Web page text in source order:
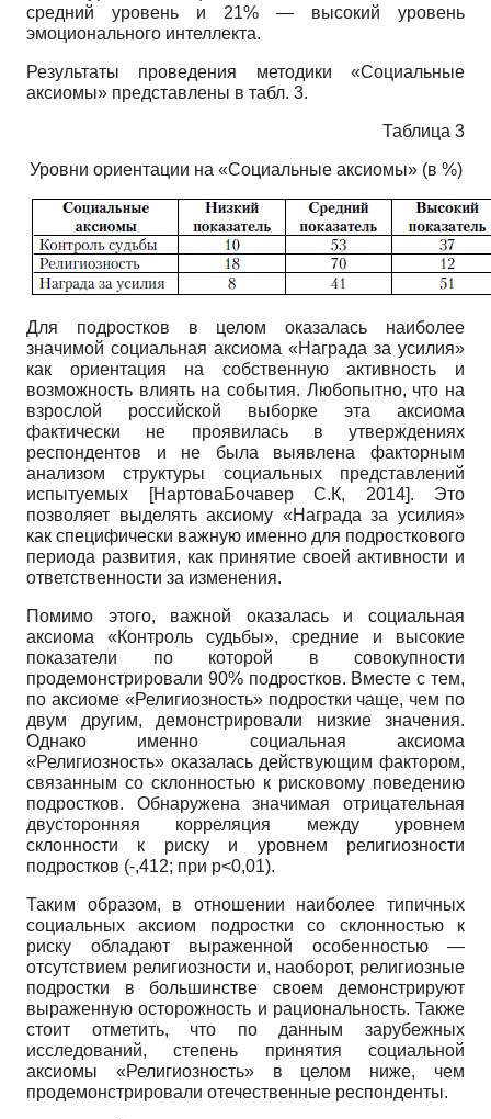
средний уровень и 21% — высокий уровень
эмоционального интеллекта.
Результаты проведения методики «Социальные
аксиомы» представлены в табл. 3.
Таблица 3
Уровни ориентации на «Социальные аксиомы» (в %)
Для подростков в целом оказалась наиболее
значимой социальная аксиома «Награда за усилия»
как ориентация на собственную активность и
возможность влиять на события. Любопытно, что на
взрослой российской выборке эта аксиома
фактически не проявилась в утверждениях
респондентов и не была выявлена факторным
анализом структуры социальных представлений
испытуемых
[Нартова­Бочавер С.К, 2014]. Это
позволяет выделять аксиому «Награда за усилия»
как специфически важную именно для подросткового
периода развития, как принятие своей активности и
ответственности за изменения.
Помимо этого, важной оказалась и социальная
аксиома «Контроль судьбы», средние и высокие
показатели по которой в совокупности
продемонстрировали 90% подростков. Вместе с тем,
по аксиоме «Религиозность» подростки чаще, чем по
двум другим, демонстрировали низкие значения.
Однако именно социальная аксиома
«Религиозность» оказалась действующим фактором,
связанным со склонностью к рисковому поведению
подростков. Обнаружена значимая отрицательная
двусторонняя корреляция между уровнем
склонности к риску и уровнем религиозности
подростков (-,412; при р<0,01).
Таким образом, в отношении наиболее типичных
социальных аксиом подростки со склонностью к
риску обладают выраженной особенностью —
отсутствием религиозности и, наоборот, религиозные
подростки в большинстве своем демонстрируют
выраженную осторожность и рациональность. Также
стоит отметить, что по данным зарубежных
исследований, степень принятия социальной
аксиомы «Религиозность» в целом ниже, чем
продемонстрировали отечественные респонденты.